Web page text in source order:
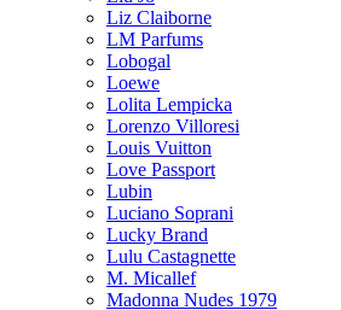
Liz Claiborne
LM Parfums
Lobogal
Loewe
Lolita Lempicka
Lorenzo Villoresi
Louis Vuitton
Love Passport
Lubin
Luciano Soprani
Lucky Brand
Lulu Castagnette
M. Micallef
Madonna Nudes 1979